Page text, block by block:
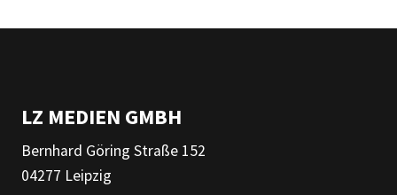
LZ MEDIEN GMBH
Bernhard Göring Straße 152
04277 Leipzig